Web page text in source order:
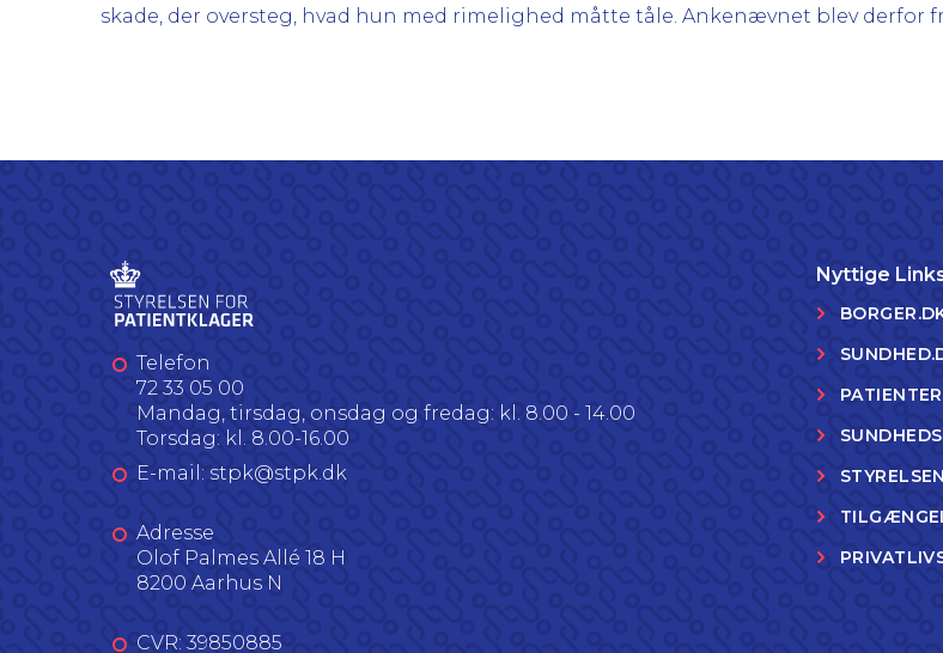
skade, der oversteg, hvad hun med rimelighed måtte tåle. Ankenævnet blev derfor
Telefon
72 33 05 00
Mandag, tirsdag, onsdag og fredag: kl. 8.00 - 14.00
Torsdag: kl. 8.00-16.00
E-mail: stpk@stpk.dk
Adresse
Olof Palmes Allé 18 H
8200 Aarhus N
CVR: 39850885
Nyttige